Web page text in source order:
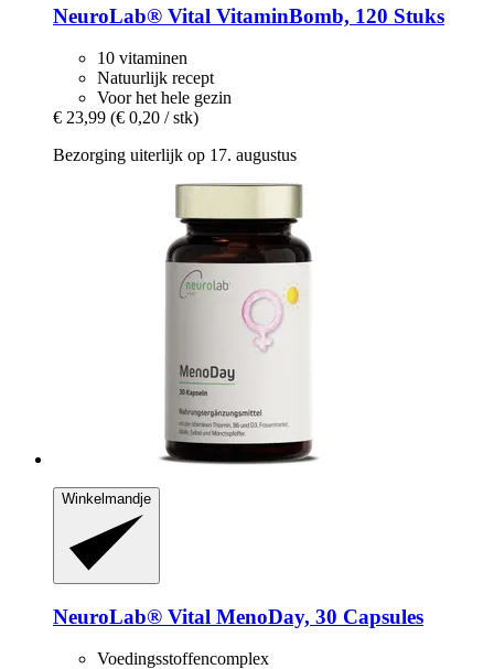
NeuroLab® Vital VitaminBomb, 120 Stuks
10 vitaminen
Natuurlijk recept
Voor het hele gezin
€ 23,99 (€ 0,20 / stk)
Bezorging uiterlijk op 17. augustus
Winkelmandje
NeuroLab® Vital MenoDay, 30 Capsules
Voedingsstoffencomplex